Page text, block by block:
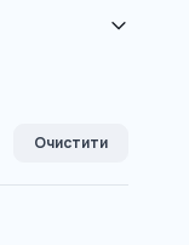
Очистити